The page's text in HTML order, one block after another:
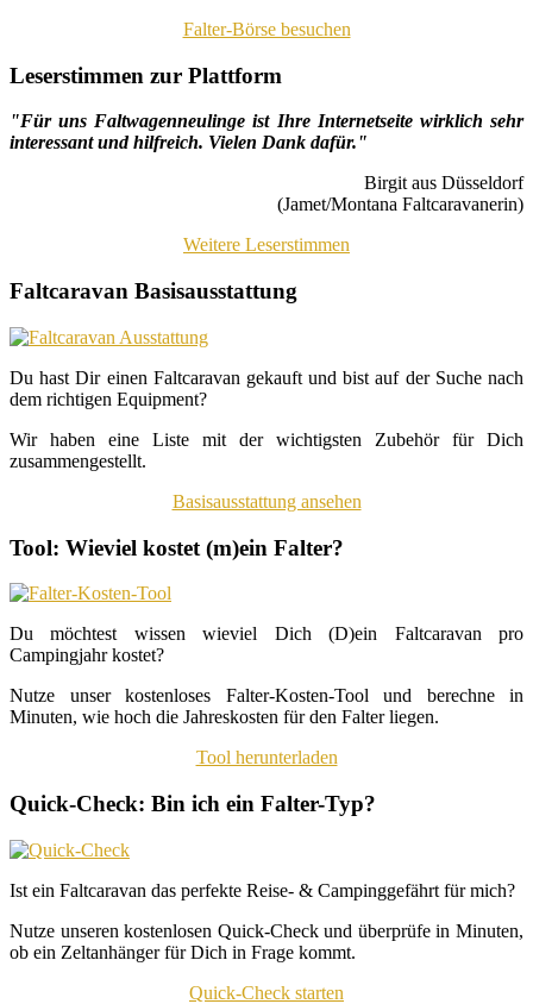
Falter-Börse besuchen
Leserstimmen zur Plattform
"Für uns Faltwagenneulinge ist Ihre Internetseite wirklich sehr
interessant und hilfreich. Vielen Dank dafür."
Birgit aus Düsseldorf
(Jamet/Montana Faltcaravanerin)
Weitere Leserstimmen
Faltcaravan Basisausstattung
Du hast Dir einen Faltcaravan gekauft und bist auf der Suche nach
dem richtigen Equipment?
Wir haben eine Liste mit der wichtigsten Zubehör für Dich
zusammengestellt.
Basisausstattung ansehen
Tool: Wieviel kostet (m)ein Falter?
Du möchtest wissen wieviel Dich (D)ein Faltcaravan pro
Campingjahr kostet?
Nutze unser kostenloses Falter-Kosten-Tool und berechne in
Minuten, wie hoch die Jahreskosten für den Falter liegen.
Tool herunterladen
Quick-Check: Bin ich ein Falter-Typ?
Ist ein Faltcaravan das perfekte Reise- & Campinggefährt für mich?
Nutze unseren kostenlosen Quick-Check und überprüfe in Minuten,
ob ein Zeltanhänger für Dich in Frage kommt.
Quick-Check starten